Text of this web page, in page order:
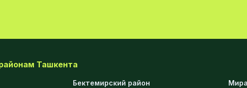
11
Ташкента
Бектемирский район